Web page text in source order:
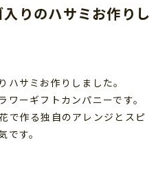
りのハサミお作りし
ハサミお作りしました。
ーギフトカンパニーです。
で作る独自のアレンジとスピ
す。